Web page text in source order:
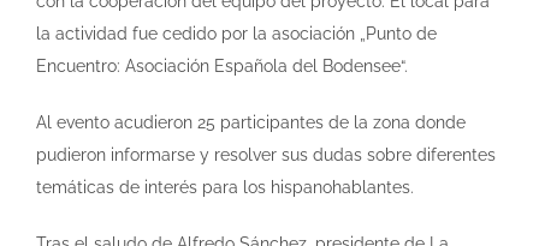
la actividad fue cedido por la asociación „Punto de
Encuentro: Asociación Española del Bodensee“.
Al evento acudieron 25 participantes de la zona donde
pudieron informarse y resolver sus dudas sobre diferentes
temáticas de interés para los hispanohablantes.